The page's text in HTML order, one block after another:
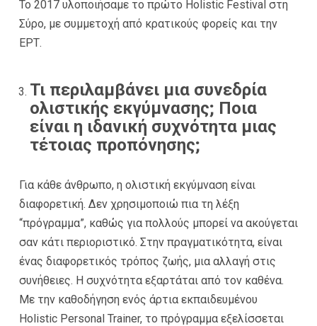
Το 2017 υλοποιήσαμε το πρώτο Holistic Festival στη
Σύρο, με συμμετοχή από κρατικούς φορείς και την
ΕΡΤ.
Τι περιλαμβάνει μια συνεδρία
ολιστικής εκγύμνασης; Ποια
είναι η ιδανική συχνότητα μιας
τέτοιας προπόνησης;
Για κάθε άνθρωπο, η ολιστική εκγύμναση είναι
διαφορετική. Δεν χρησιμοποιώ πια τη λέξη
“πρόγραμμα”, καθώς για πολλούς μπορεί να ακούγεται
σαν κάτι περιοριστικό. Στην πραγματικότητα, είναι
ένας διαφορετικός τρόπος ζωής, μια αλλαγή στις
συνήθειες. Η συχνότητα εξαρτάται από τον καθένα.
Με την καθοδήγηση ενός άρτια εκπαιδευμένου
Holistic Personal Trainer, το πρόγραμμα εξελίσσεται